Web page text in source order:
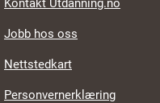
Kontakt Utdanning.no
Jobb hos oss
Nettstedkart
Personvernerklæring